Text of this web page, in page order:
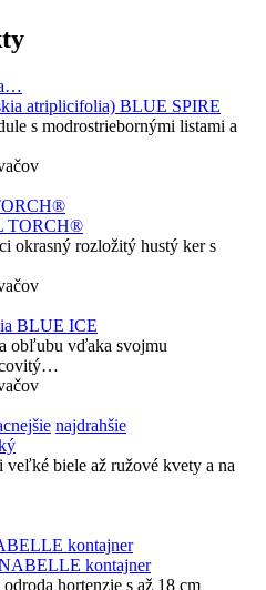
s modrostriebornými listami a
okrasný rozložitý hustý ker s
obľubu vďaka svojmu
najdrahšie
biele až ružové kvety a na
kontajner
hortenzie s až 18 cm